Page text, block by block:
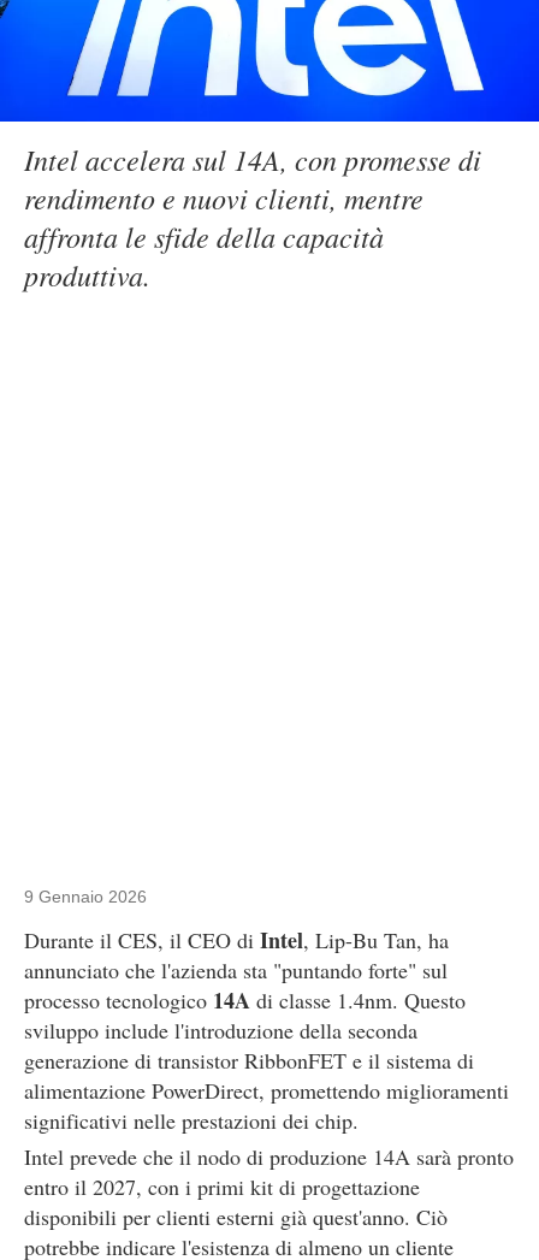
Intel accelera sul 14A, con promesse di
rendimento e nuovi clienti, mentre
affronta le sfide della capacità
produttiva.
9 Gennaio 2026
Durante il CES, il CEO di Intel, Lip-Bu Tan, ha
annunciato che l'azienda sta "puntando forte" sul
processo tecnologico 14A di classe 1.4nm. Questo
sviluppo include l'introduzione della seconda
generazione di transistor RibbonFET e il sistema di
alimentazione PowerDirect, promettendo miglioramenti
significativi nelle prestazioni dei chip.
Intel prevede che il nodo di produzione 14A sarà pronto
entro il 2027, con i primi kit di progettazione
disponibili per clienti esterni già quest'anno. Ciò
potrebbe indicare l'esistenza di almeno un cliente